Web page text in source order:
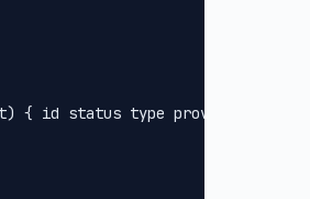
{ id status type provider url